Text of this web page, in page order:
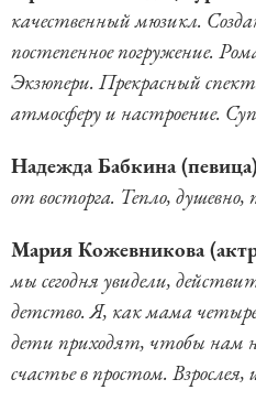
качественный мюзикл.
постепенное погружение.
Экзюпери. Прекрасный
атмосферу и настроение.
Надежда Бабкина
от восторга. Тепло,
Мария Кожевникова
мы сегодня увидели,
детство. Я, как мама
дети приходят, чтобы
счастье в простом.